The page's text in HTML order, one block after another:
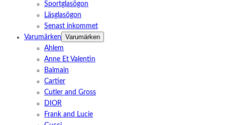
Sportglasögon
Läsglasögon
Senast inkommet
Varumärken
Varumärken
Ahlem
Anne Et Valentin
Balmain
Cartier
Cutler and Gross
DIOR
Frank and Lucie